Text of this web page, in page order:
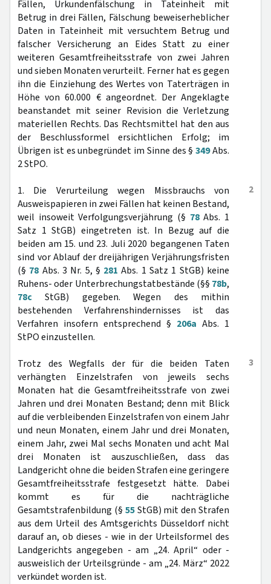
Fällen, Urkundenfälschung in Tateinheit mit
Betrug in drei Fällen, Fälschung beweiserheblicher
Daten in Tateinheit mit versuchtem Betrug und
falscher Versicherung an Eides Statt zu einer
weiteren Gesamtfreiheitsstrafe von zwei Jahren
und sieben Monaten verurteilt. Ferner hat es gegen
ihn die Einziehung des Wertes von Taterträgen in
Höhe von 60.000 € angeordnet. Der Angeklagte
beanstandet mit seiner Revision die Verletzung
materiellen Rechts. Das Rechtsmittel hat den aus
der Beschlussformel ersichtlichen Erfolg; im
Übrigen ist es unbegründet im Sinne des §349Abs.
2 StPO.
2
1. Die Verurteilung wegen Missbrauchs von
Ausweispapieren in zwei Fällen hat keinen Bestand,
weil insoweit Verfolgungsverjährung (§ 78Abs. 1
Satz 1 StGB) eingetreten ist. In Bezug auf die
beiden am 15. und 23. Juli 2020 begangenen Taten
sind vor Ablauf der dreijährigen Verjährungsfristen
(§ 78 Abs. 3 Nr. 5, § 281 Abs. 1 Satz 1 StGB) keine
Ruhens- oder Unterbrechungstatbestände (§§ 78b,
78c StGB) gegeben. Wegen des mithin
bestehenden Verfahrenshindernisses ist das
Verfahren insofern entsprechend § 206a Abs. 1
StPO einzustellen.
3
Trotz des Wegfalls der für die beiden Taten
verhängten Einzelstrafen von jeweils sechs
Monaten hat die Gesamtfreiheitsstrafe von zwei
Jahren und drei Monaten Bestand; denn mit Blick
auf die verbleibenden Einzelstrafen von einem Jahr
und neun Monaten, einem Jahr und drei Monaten,
einem Jahr, zwei Mal sechs Monaten und acht Mal
drei Monaten ist auszuschließen, dass das
Landgericht ohne die beiden Strafen eine geringere
Gesamtfreiheitsstrafe festgesetzt hätte. Dabei
kommt es für die nachträgliche
Gesamtstrafenbildung (§ 55StGB) mit den Strafen
aus dem Urteil des Amtsgerichts Düsseldorf nicht
darauf an, ob dieses - wie in der Urteilsformel des
Landgerichts angegeben - am „24. April“ oder -
ausweislich der Urteilsgründe - am „24. März“ 2022
verkündet worden ist.